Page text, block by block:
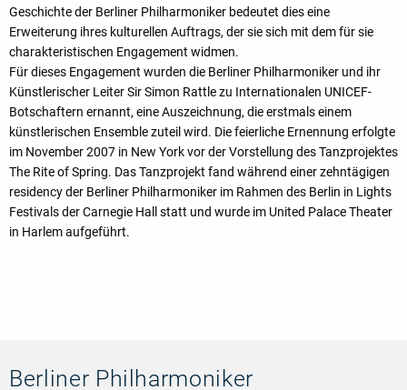
Geschichte der Berliner Philharmoniker bedeutet dies eine
Erweiterung ihres kulturellen Auftrags, der sie sich mit dem für sie
charakteristischen Engagement widmen.
Für dieses Engagement wurden die Berliner Philharmoniker und ihr
Künstlerischer Leiter Sir Simon Rattle zu Internationalen UNICEF-
Botschaftern ernannt, eine Auszeichnung, die erstmals einem
künstlerischen Ensemble zuteil wird. Die feierliche Ernennung erfolgte
im November 2007 in New York vor der Vorstellung des Tanzprojektes
The Rite of Spring. Das Tanzprojekt fand während einer zehntägigen
residency der Berliner Philharmoniker im Rahmen des Berlin in Lights
Festivals der Carnegie Hall statt und wurde im United Palace Theater
in Harlem aufgeführt.
Berliner Philharmoniker